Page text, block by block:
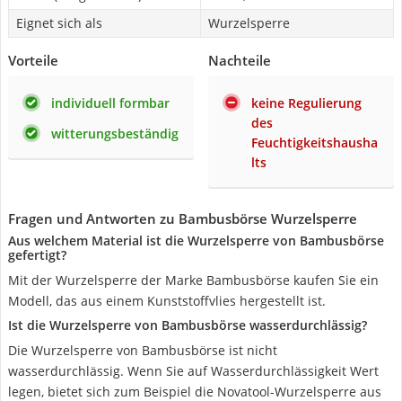
Eignet sich als
Wurzelsperre
Vorteile
individuell formbar
witterungsbeständig
Nachteile
keine Regulierung
des
Feuchtigkeitshausha
lts
Fragen und Antworten zu Bambusbörse Wurzelsperre
Aus welchem Material ist die Wurzelsperre von Bambusbörse
gefertigt?
Mit der Wurzelsperre der Marke Bambusbörse kaufen Sie ein
Modell, das aus einem Kunststoffvlies hergestellt ist.
Ist die Wurzelsperre von Bambusbörse wasserdurchlässig?
Die Wurzelsperre von Bambusbörse ist nicht
wasserdurchlässig. Wenn Sie auf Wasserdurchlässigkeit Wert
legen, bietet sich zum Beispiel die Novatool-Wurzelsperre aus